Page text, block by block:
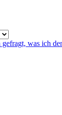
was ich